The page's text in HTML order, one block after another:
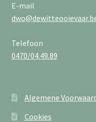
E-mail
Telefoon
0470/04.49.89
Algemene
Cookies